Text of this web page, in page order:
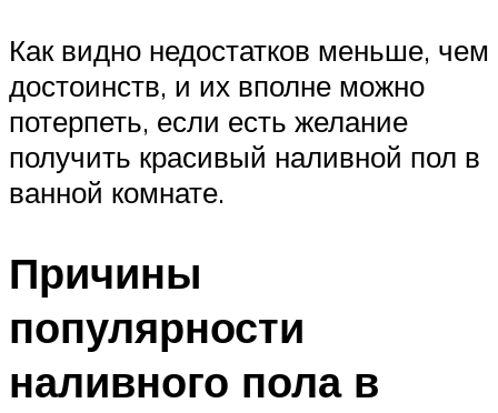
Как видно недостатков меньше, чем
достоинств, и их вполне можно
потерпеть, если есть желание
получить красивый наливной пол в
ванной комнате.
Причины
популярности
наливного пола в